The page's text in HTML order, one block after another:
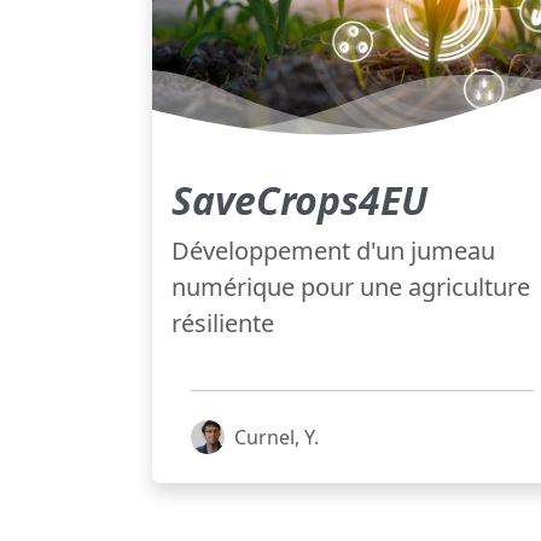
SaveCrops4EU
Développement d'un jumeau
numérique pour une agriculture
résiliente
Curnel, Y.